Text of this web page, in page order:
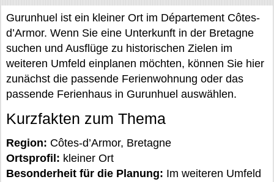
Gurunhuel ist ein kleiner Ort im Département Côtes-
d’Armor. Wenn Sie eine Unterkunft in der Bretagne
suchen und Ausflüge zu historischen Zielen im
weiteren Umfeld einplanen möchten, können Sie hier
zunächst die passende Ferienwohnung oder das
passende Ferienhaus in Gurunhuel auswählen.
Kurzfakten zum Thema
Region: Côtes-d’Armor, Bretagne
Ortsprofil: kleiner Ort
Besonderheit für die Planung: Im weiteren Umfeld